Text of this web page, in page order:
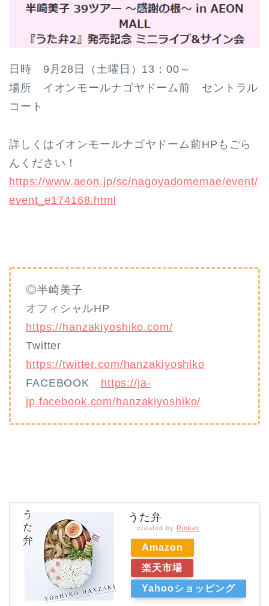
日時 9月28日（土曜日）13：00～
場所 イオンモールナゴヤドーム前 セントラル
コート
詳しくはイオンモールナゴヤドーム前HPもごら
んください！
https://www.aeon.jp/sc/nagoyadomemae/event/
event_e174168.html
◎半崎美子
オフィシャルHP
https://hanzakiyoshiko.com/
Twitter
https://twitter.com/hanzakiyoshiko
FACEBOOK
https://ja-
jp.facebook.com/hanzakiyoshiko/
うた弁
created by Rinker
Amazon
楽天市場
Yahooショッピング